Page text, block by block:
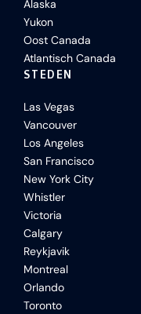
Alaska
Yukon
Oost Canada
Atlantisch Canada
STEDEN
Las Vegas
Vancouver
Los Angeles
San Francisco
New York City
Whistler
Victoria
Calgary
Reykjavik
Montreal
Orlando
Toronto